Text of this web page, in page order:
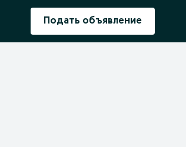
Подать объявление